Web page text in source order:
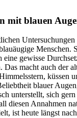
mit blauen
Menschen.
eine gewisse
Das macht auch der
küssen
blauer
unterstellt, sich
diesen Annahmen
ist heute längst